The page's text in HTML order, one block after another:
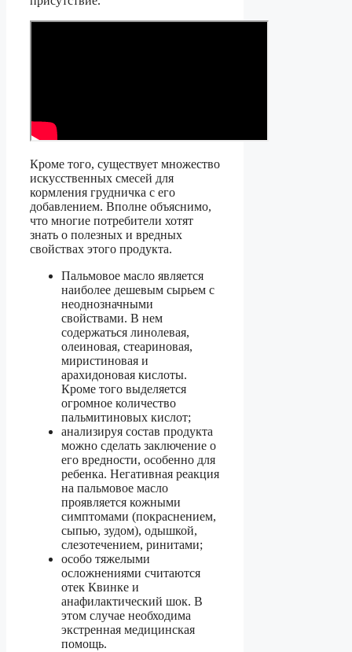
Кроме того, существует множество
искусственных смесей для
кормления грудничка с его
добавлением. Вполне объяснимо,
что многие потребители хотят
знать о полезных и вредных
свойствах этого продукта.
Пальмовое масло является
наиболее дешевым сырьем с
неоднозначными
свойствами. В нем
содержаться линолевая,
олеиновая, стеариновая,
миристиновая и
арахидоновая кислоты.
Кроме того выделяется
огромное количество
пальмитиновых кислот;
анализируя состав продукта
можно сделать заключение о
его вредности, особенно для
ребенка. Негативная реакция
на пальмовое масло
проявляется кожными
симптомами (покраснением,
сыпью, зудом), одышкой,
слезотечением, ринитами;
особо тяжелыми
осложнениями считаются
отек Квинке и
анафилактический шок. В
этом случае необходима
экстренная медицинская
помощь.